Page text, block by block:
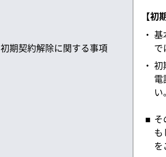
初期契約解除に関する事項
【初
基
で
初
電
い。
そ
も
を